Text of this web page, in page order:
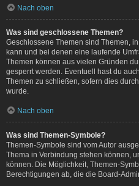
Nach oben
Was sind geschlossene Themen?
Geschlossene Themen sind Themen,
kann und bei denen eine laufende
Themen können aus vielen Gründen
gesperrt werden. Eventuell hast du
Themen zu schließen, sofern dies
wurde.
Nach oben
Was sind Themen-Symbole?
Themen-Symbole sind vom Autor
Thema in Verbindung stehen können,
können. Die Möglichkeit, Themen-
Berechtigungen ab, die die Board-